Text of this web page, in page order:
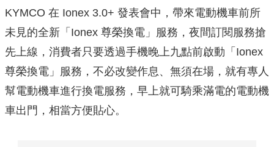
KYMCO 在 Ionex 3.0+ 發表會中，帶來電動機車前所
未見的全新「Ionex 尊榮換電」服務，夜間訂閱服務搶
先上線，消費者只要透過手機晚上九點前啟動「Ionex
尊榮換電」服務，不必改變作息、無須在場，就有專人
幫電動機車進行換電服務，早上就可騎乘滿電的電動機
車出門，相當方便貼心。